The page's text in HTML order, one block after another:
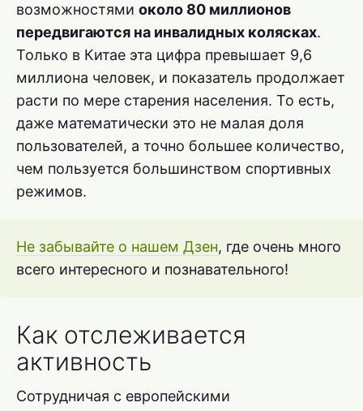
возможностями около 80 миллионов
передвигаются на инвалидных колясках.
Только в Китае эта цифра превышает 9,6
миллиона человек, и показатель продолжает
расти по мере старения населения. То есть,
даже математически это не малая доля
пользователей, а точно большее количество,
чем пользуется большинством спортивных
режимов.
Не забывайте о нашем Дзен, где очень много
всего интересного и познавательного!
Как отслеживается
активность
Сотрудничая с европейскими